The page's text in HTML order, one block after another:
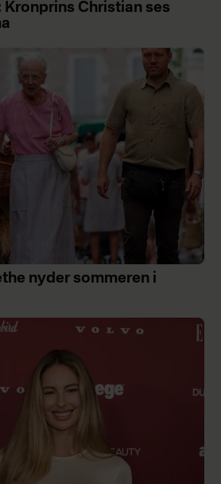
Kronprins Christian ses
nyder sommeren i